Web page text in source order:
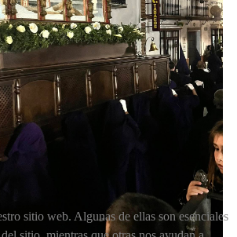
sitio web. Algunas de ellas son esenciales